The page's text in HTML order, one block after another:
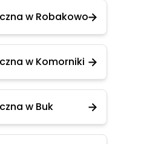
w Robakowo
w Komorniki
w Buk